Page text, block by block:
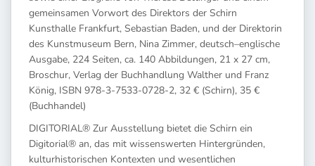
gemeinsamen Vorwort des Direktors der Schirn
Kunsthalle Frankfurt, Sebastian Baden, und der Direktorin
des Kunstmuseum Bern, Nina Zimmer, deutsch–englische
Ausgabe, 224 Seiten, ca. 140 Abbildungen, 21 x 27 cm,
Broschur, Verlag der Buchhandlung Walther und Franz
König, ISBN 978-3-7533-0728-2, 32 € (Schirn), 35 €
(Buchhandel)
DIGITORIAL® Zur Ausstellung bietet die Schirn ein
Digitorial® an, das mit wissenswerten Hintergründen,
kulturhistorischen Kontexten und wesentlichen